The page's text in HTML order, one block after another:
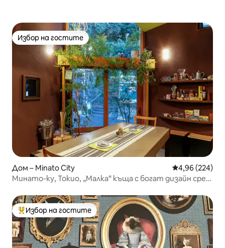
Избор на гостите
Избор на гостите
Дом – Minato City Средна
4,96 (224)
Минато-ку, Токио, „Малка“ къща с богат дизайн сред
Най-популярен избор на гостите
Избор на гостите